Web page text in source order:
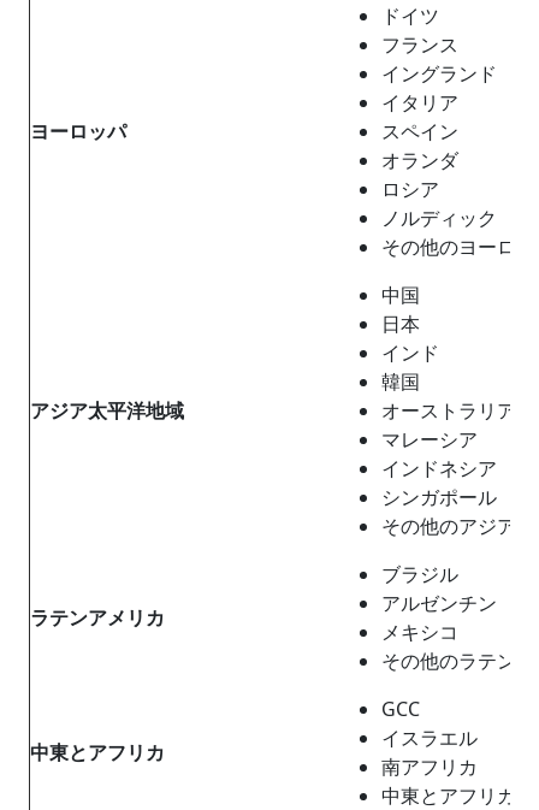
ヨーロッパ
ドイツ
フランス
イングランド
イタリア
スペイン
オランダ
ロシア
ノルディック
その他のヨーロ
アジア太平洋地域
中国
日本
インド
韓国
オーストラリア
マレーシア
インドネシア
シンガポール
その他のアジア
ラテンアメリカ
ブラジル
アルゼンチン
メキシコ
その他のラテン
中東とアフリカ
GCC
イスラエル
南アフリカ
中東とアフリカ